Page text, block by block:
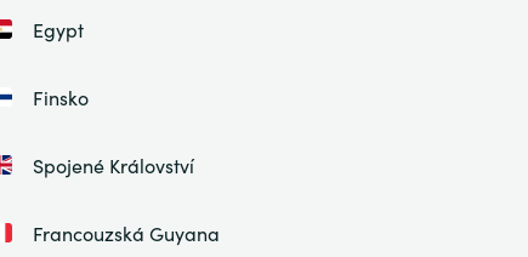
Egypt
Finsko
Spojené Království
Francouzská Guyana